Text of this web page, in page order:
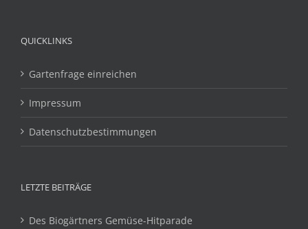
QUICKLINKS
Gartenfrage einreichen
Impressum
Datenschutzbestimmungen
LETZTE BEITRÄGE
Des Biogärtners Gemüse-Hitparade